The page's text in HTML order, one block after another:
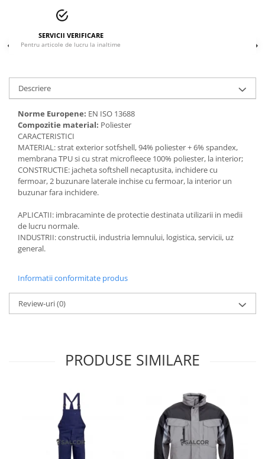
Cizme de protectie
Incaltaminte ESD
Pantofi fara protectie
Protectie chimica
Saboti
Manusi
Manecute
Manusi fibre speciale impregnate
Manusi latex
Manusi neopren
Manusi nitril
Manusi piele
Imbracaminte Outdoor
SERVICII VERIFICARE
Pentru articole de lucru la inaltime
Descriere
Norme Europene: EN ISO 13688
Compozitie material: Poliester
CARACTERISTICI
MATERIAL: strat exterior sotfshell, 94% poliester + 6% spandex,
membrana TPU si cu strat microfleece 100% poliester, la interior;
CONSTRUCTIE: jacheta softshell necaptusita, inchidere cu
fermoar, 2 buzunare laterale inchise cu fermoar, la interior un
buzunar fara inchidere.
APLICATII: imbracaminte de protectie destinata utilizarii in medii
de lucru normale.
INDUSTRII: constructii, industria lemnului, logistica, servicii, uz
general.
Informatii conformitate produs
Review-uri(0)
PRODUSE SIMILARE